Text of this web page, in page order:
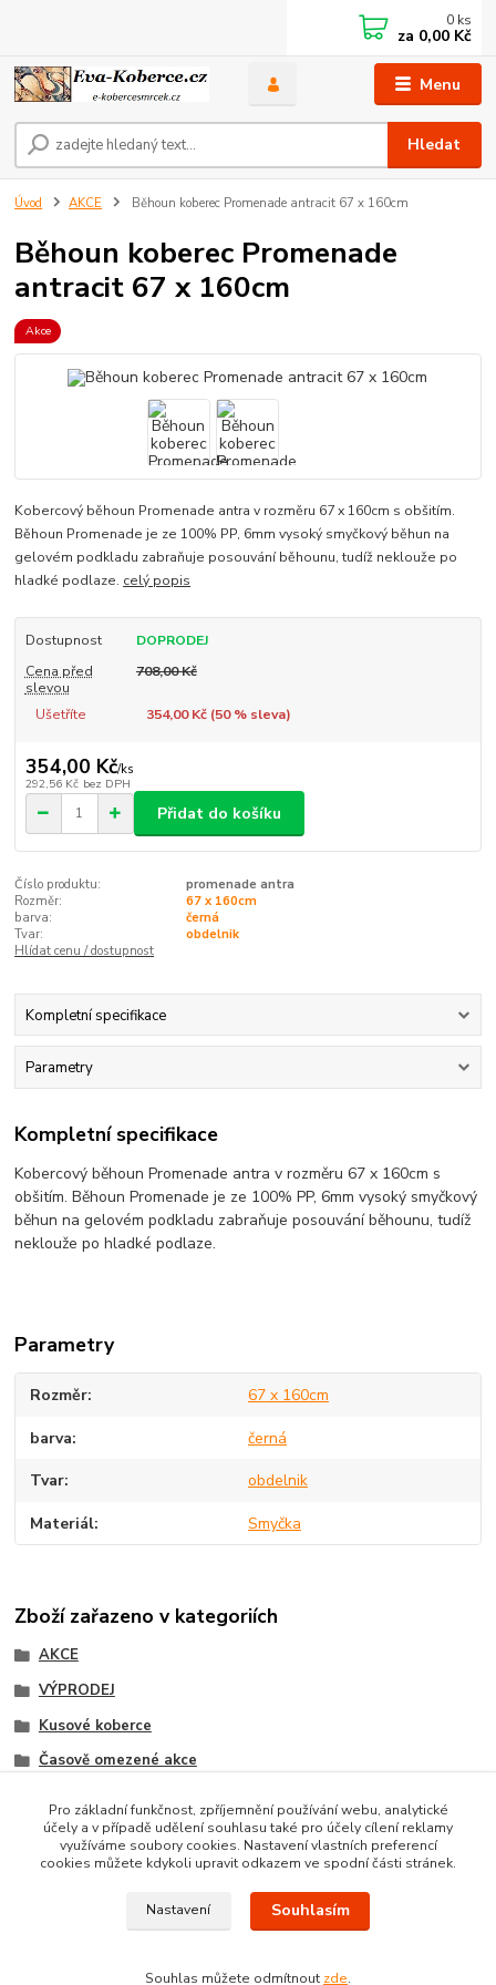
Menu
Hledat
0 ks
za 0,00 Kč
Úvod AKCE Běhoun koberec Promenade antracit 67 x 160cm
Běhoun koberec Promenade
antracit 67 x 160cm
Akce
Kobercový běhoun Promenade antra v rozměru 67 x 160cm s obšitím.
Běhoun Promenade je ze 100% PP, 6mm vysoký smyčkový běhun na
gelovém podkladu zabraňuje posouvání běhounu, tudíž neklouže po
hladké podlaze. celý popis
Dostupnost
DOPRODEJ
Cena před
slevou
708,00 Kč
Ušetříte 354,00 Kč (50% sleva)
354,00 Kč/ks
292,56 Kč bez DPH
Přidat do košíku
Číslo produktu:
promenade antra
Rozměr:
67 x 160cm
barva:
černá
Tvar:
obdelnik
Hlídat cenu / dostupnost
Kompletní specifikace
Parametry
Kompletní specifikace
Kobercový běhoun Promenade antra v rozměru 67 x 160cm s
obšitím. Běhoun Promenade je ze 100% PP, 6mm vysoký smyčkový
běhun na gelovém podkladu zabraňuje posouvání běhounu, tudíž
neklouže po hladké podlaze.
Parametry
Rozměr 67 x 160cm
barva černá
Tvar obdelnik
Materiál Smyčka
Zboží zařazeno v kategoriích
AKCE
VÝPRODEJ
Kusové koberce
Časově omezené akce
Moderní kusové koberce
Pro základní funkčnost, zpříjemnění používání webu, analytické
účely a v případě udělení souhlasu také pro účely cílení reklamy
využíváme soubory cookies. Nastavení vlastních preferencí
cookies můžete kdykoli upravit odkazem ve spodní části stránek.
Nastavení Souhlasím
Souhlas můžete odmítnout zde.